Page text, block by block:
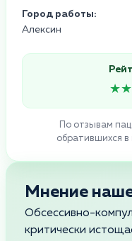
Город работы:
Алексин
По отзывам
обратившихся
Мнение
Обсессивно-
критически